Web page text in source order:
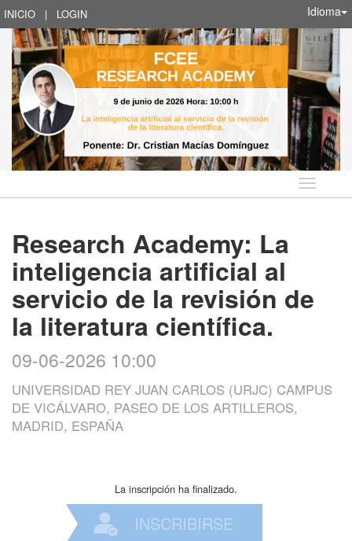
INICIO | LOGIN Idioma
Idioma
Research Academy: La
inteligencia artificial al
servicio de la revisión de
la literatura científica.
09-06-2026 10:00
UNIVERSIDAD REY JUAN CARLOS (URJC) CAMPUS
DE VICÁLVARO, PASEO DE LOS ARTILLEROS,
MADRID, ESPAÑA
La inscripción ha finalizado.
INSCRIBIRSE